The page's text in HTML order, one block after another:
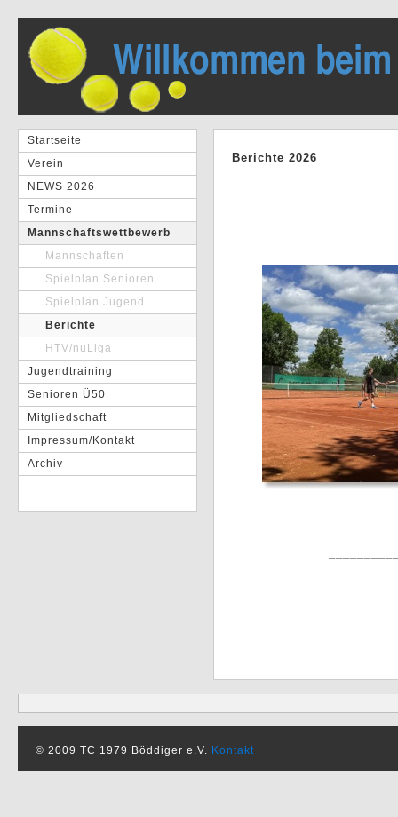
Startseite
Verein
NEWS 2026
Termine
Mannschaftswettbewerb
Mannschaften
Spielplan Senioren
Spielplan Jugend
Berichte
HTV/nuLiga
Jugendtraining
Senioren Ü50
Mitgliedschaft
Impressum/Kontakt
Archiv
Berichte 2026
© 2009 TC 1979 Böddiger e.V. Kontakt